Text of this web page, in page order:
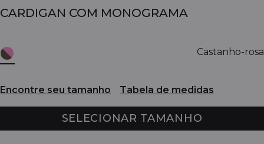
CARDIGAN COM MONOGRAMA
Castanho-rosa
Encontre seu tamanho Tabela de medidas
SELECIONAR TAMANHO